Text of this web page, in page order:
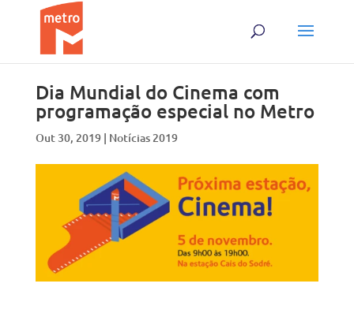
Dia Mundial do Cinema com
programação especial no Metro
Out 30, 2019| Notícias 2019